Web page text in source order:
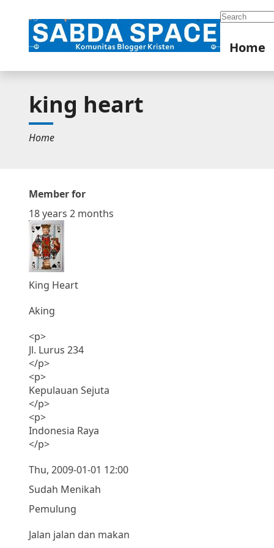
Search
Home
king heart
Home
Member for
18 years 2 months
King Heart
Aking
<p>
Jl. Lurus 234
</p>
<p>
Kepulauan Sejuta
</p>
<p>
Indonesia Raya
</p>
Thu, 2009-01-01 12:00
Sudah Menikah
Pemulung
Jalan jalan dan makan